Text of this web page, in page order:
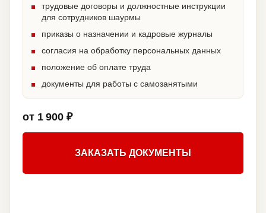
трудовые договоры и должностные инструкции
для сотрудников шаурмы
приказы о назначении и кадровые журналы
согласия на обработку персональных данных
положение об оплате труда
документы для работы с самозанятыми
от 1 900 ₽
ЗАКАЗАТЬ ДОКУМЕНТЫ